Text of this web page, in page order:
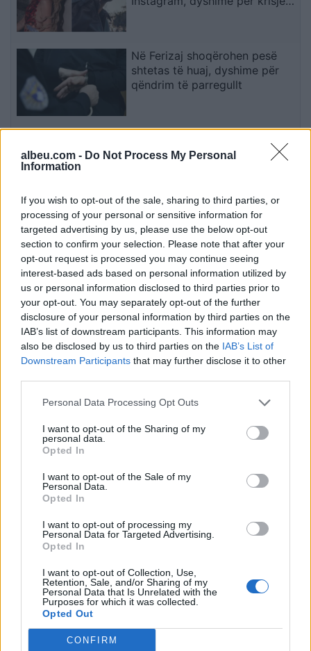
albeu.com - Do Not Process My Personal
Information
If you wish to opt-out of the sale, sharing to third parties, or
processing of your personal or sensitive information for
targeted advertising by us, please use the below opt-out
section to confirm your selection. Please note that after your
opt-out request is processed you may continue seeing
interest-based ads based on personal information utilized by
us or personal information disclosed to third parties prior to
your opt-out. You may separately opt-out of the further
disclosure of your personal information by third parties on the
IAB’s list of downstream participants. This information may
also be disclosed by us to third parties on the IAB’s List of
Downstream Participants that may further disclose it to other
Personal Data Processing Opt Outs
I want to opt-out of the Sharing of my
personal data.
Opted In
I want to opt-out of the Sale of my
Personal Data.
Opted In
I want to opt-out of processing my
Personal Data for Targeted Advertising.
Opted In
I want to opt-out of Collection, Use,
Retention, Sale, and/or Sharing of my
Personal Data that Is Unrelated with the
Purposes for which it was collected.
Opted Out
CONFIRM
Në Ferizaj shoqërohen pesë
shtetas të huaj, dyshime për
qëndrim të parregullt
elegante në një ambient luksoz
Infantino me planin surprizues,
synon t’ia heqë Spanjës finalen
e Kupës së Botës
Porti i Vlorës përballet me
fluks të madh, mbërrijnë qindra
mjete dhe kamperë
Esim for Global| Esim for Europe